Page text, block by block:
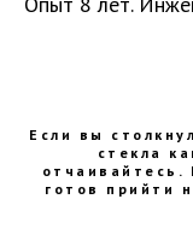
Если вы
стекла
готов прийти